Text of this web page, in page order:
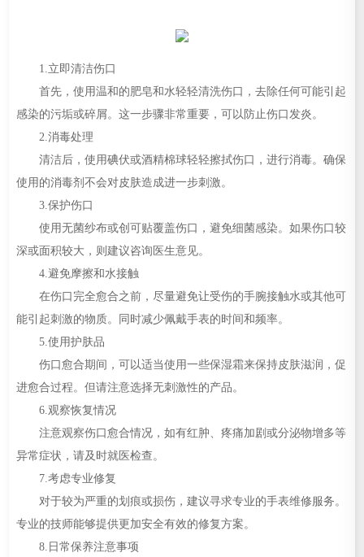
1.立即清洁伤口
首先，使用温和的肥皂和水轻轻清洗伤口，去除任何可能引起
感染的污垢或碎屑。这一步骤非常重要，可以防止伤口发炎。
2.消毒处理
清洁后，使用碘伏或酒精棉球轻轻擦拭伤口，进行消毒。确保
使用的消毒剂不会对皮肤造成进一步刺激。
3.保护伤口
使用无菌纱布或创可贴覆盖伤口，避免细菌感染。如果伤口较
深或面积较大，则建议咨询医生意见。
4.避免摩擦和水接触
在伤口完全愈合之前，尽量避免让受伤的手腕接触水或其他可
能引起刺激的物质。同时减少佩戴手表的时间和频率。
5.使用护肤品
伤口愈合期间，可以适当使用一些保湿霜来保持皮肤滋润，促
进愈合过程。但请注意选择无刺激性的产品。
6.观察恢复情况
注意观察伤口愈合情况，如有红肿、疼痛加剧或分泌物增多等
异常症状，请及时就医检查。
7.考虑专业修复
对于较为严重的划痕或损伤，建议寻求专业的手表维修服务。
专业的技师能够提供更加安全有效的修复方案。
8.日常保养注意事项